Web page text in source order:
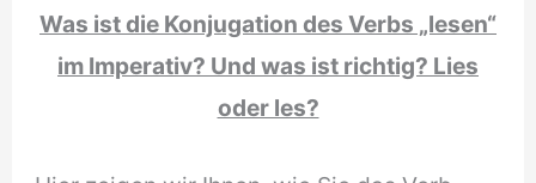
Was ist die Konjugation des Verbs „lesen“
im Imperativ? Und was ist richtig? Lies
oder les?